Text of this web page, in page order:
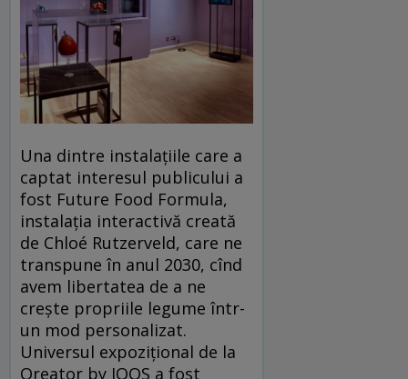
Una dintre instalațiile care a
captat interesul publicului a
fost Future Food Formula,
instalația interactivă creată
de Chloé Rutzerveld, care ne
transpune în anul 2030, cînd
avem libertatea de a ne
crește propriile legume într-
un mod personalizat.
Universul expozițional de la
Qreator by IQOS a fost